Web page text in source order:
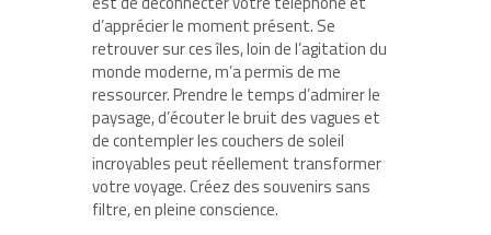
d’apprécier le moment présent. Se
retrouver sur ces îles, loin de l’agitation du
monde moderne, m’a permis de me
ressourcer. Prendre le temps d’admirer le
paysage, d’écouter le bruit des vagues et
de contempler les couchers de soleil
incroyables peut réellement transformer
votre voyage. Créez des souvenirs sans
filtre, en pleine conscience.